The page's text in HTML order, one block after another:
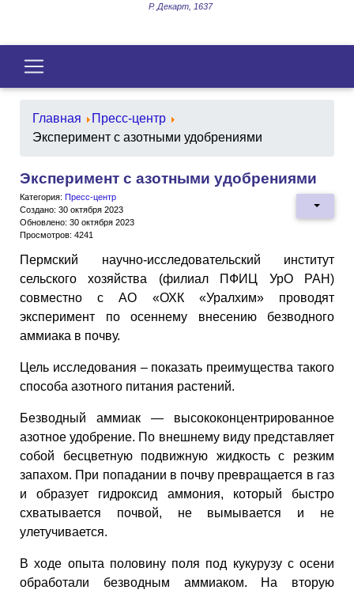
Р. Декарт, 1637
Главная
Пресс-центр
Эксперимент с азотными удобрениями
Эксперимент с азотными удобрениями
Категория: Пресс-центр
Создано: 30 октября 2023
Обновлено: 30 октября 2023
Просмотров: 4241
Пермский научно-исследовательский институт
сельского хозяйства (филиал ПФИЦ УрО РАН)
совместно с АО «ОХК «Уралхим» проводят
эксперимент по осеннему внесению безводного
аммиака в почву.
Цель исследования – показать преимущества такого
способа азотного питания растений.
Безводный аммиак — высококонцентрированное
азотное удобрение. По внешнему виду представляет
собой бесцветную подвижную жидкость с резким
запахом. При попадании в почву превращается в газ
и образует гидроксид аммония, который быстро
схватывается почвой, не вымывается и не
улетучивается.
В ходе опыта половину поля под кукурузу с осени
обработали безводным аммиаком. На вторую